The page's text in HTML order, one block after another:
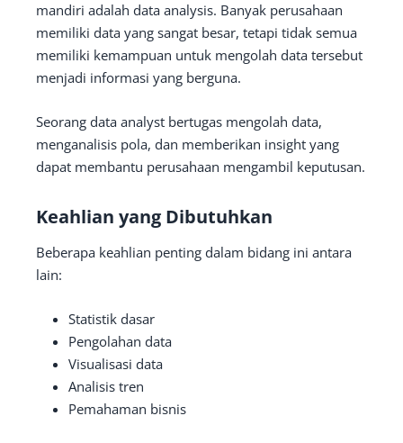
mandiri adalah data analysis. Banyak perusahaan
memiliki data yang sangat besar, tetapi tidak semua
memiliki kemampuan untuk mengolah data tersebut
menjadi informasi yang berguna.
Seorang data analyst bertugas mengolah data,
menganalisis pola, dan memberikan insight yang
dapat membantu perusahaan mengambil keputusan.
Keahlian yang Dibutuhkan
Beberapa keahlian penting dalam bidang ini antara
lain:
Statistik dasar
Pengolahan data
Visualisasi data
Analisis tren
Pemahaman bisnis